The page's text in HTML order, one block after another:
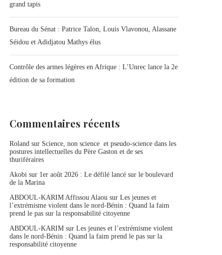
grand tapis
Bureau du Sénat : Patrice Talon, Louis Vlavonou, Alassane
Séidou et Adidjatou Mathys élus
Contrôle des armes légères en Afrique : L’Unrec lance la 2e
édition de sa formation
Commentaires récents
Roland sur Science, non science et pseudo-science dans les
postures intellectuelles du Père Gaston et de ses
thuriféraires
Akobi sur 1er août 2026 : Le défilé lancé sur le boulevard
de la Marina
ABDOUL-KARIM Affissou Alaou sur Les jeunes et
l’extrémisme violent dans le nord-Bénin : Quand la faim
prend le pas sur la responsabilité citoyenne
ABDOUL-KARIM sur Les jeunes et l’extrémisme violent
dans le nord-Bénin : Quand la faim prend le pas sur la
responsabilité citoyenne